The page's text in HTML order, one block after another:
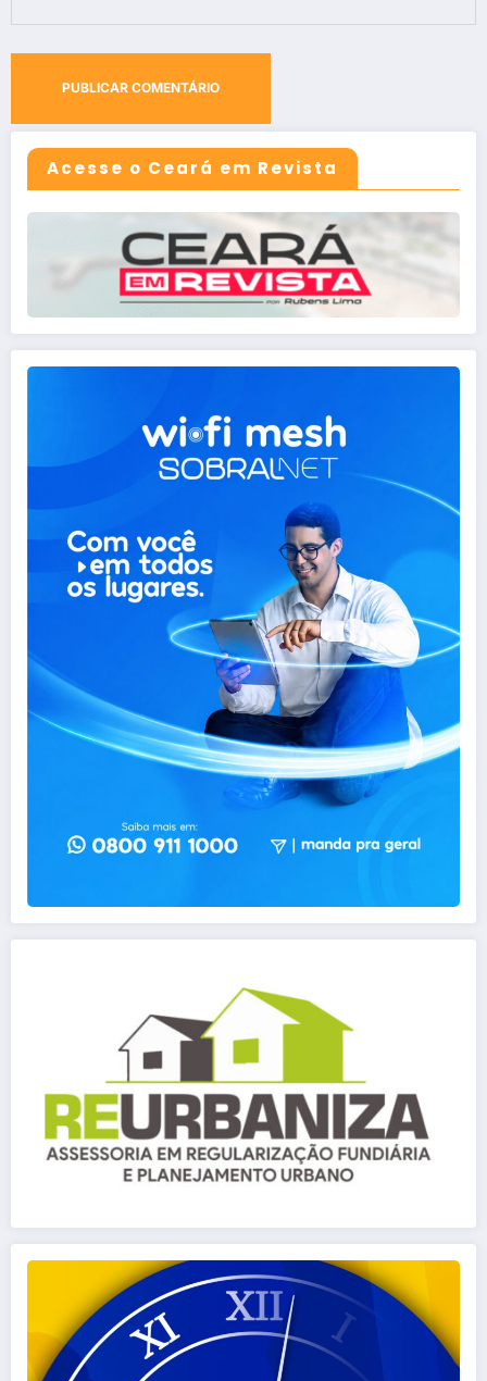
Acesse o Ceará em Revista